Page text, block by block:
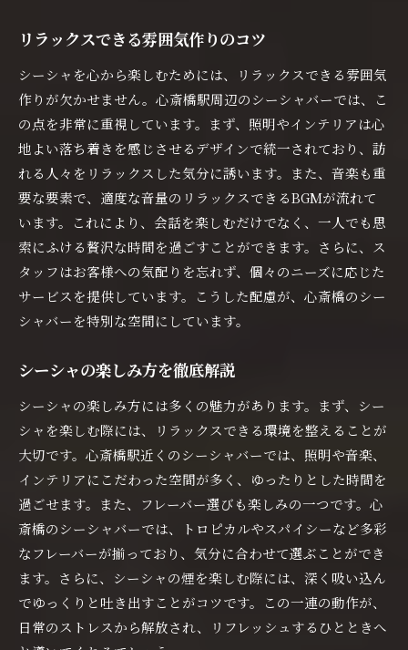
特別な雰囲気が漂うシーシャスポット
日常を忘れるためのシーシャバー
心斎橋の雰囲気に浸るシーシャ体験
心斎橋で特別な空間を提供する場所
非日常を求める人におすすめのシーシャバー
心斎橋の夜を楽しむためのスポット紹介
シーシャを楽しむなら心斎橋駅近くのここが狙い目
地元で人気のベストシーシャバー
心斎橋で訪れる価値のあるスポット
シーシャを楽しむための隠れた名所
おすすめのフレーバー体験
リピーター続出の理由とは？
リラックスできる雰囲気作りのコツ
シーシャを心から楽しむためには、リラックスできる雰囲気
作りが欠かせません。心斎橋駅周辺のシーシャバーでは、こ
の点を非常に重視しています。まず、照明やインテリアは心
地よい落ち着きを感じさせるデザインで統一されており、訪
れる人々をリラックスした気分に誘います。また、音楽も重
要な要素で、適度な音量のリラックスできるBGMが流れて
います。これにより、会話を楽しむだけでなく、一人でも思
索にふける贅沢な時間を過ごすことができます。さらに、ス
タッフはお客様への気配りを忘れず、個々のニーズに応じた
サービスを提供しています。こうした配慮が、心斎橋のシー
シャバーを特別な空間にしています。
シーシャの楽しみ方を徹底解説
シーシャの楽しみ方には多くの魅力があります。まず、シー
シャを楽しむ際には、リラックスできる環境を整えることが
大切です。心斎橋駅近くのシーシャバーでは、照明や音楽、
インテリアにこだわった空間が多く、ゆったりとした時間を
過ごせます。また、フレーバー選びも楽しみの一つです。心
斎橋のシーシャバーでは、トロピカルやスパイシーなど多彩
なフレーバーが揃っており、気分に合わせて選ぶことができ
ます。さらに、シーシャの煙を楽しむ際には、深く吸い込ん
でゆっくりと吐き出すことがコツです。この一連の動作が、
日常のストレスから解放され、リフレッシュするひとときへ